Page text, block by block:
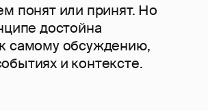
понят или принят. Но
достойна
самому обсуждению,
и контексте.